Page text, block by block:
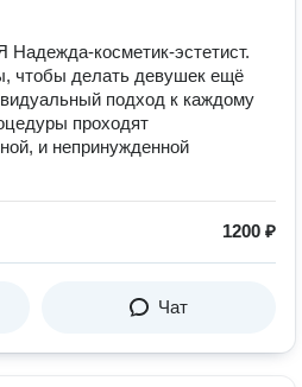
Надежда-косметик-эстетист.
чтобы делать девушек ещё
подход к каждому
проходят
и непринужденной
1200 ₽
Чат